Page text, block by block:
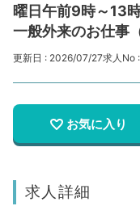
曜日午前9時～13
一般外来のお仕事
更新日 : 2026/07/27求人No
お気に入り
求人詳細